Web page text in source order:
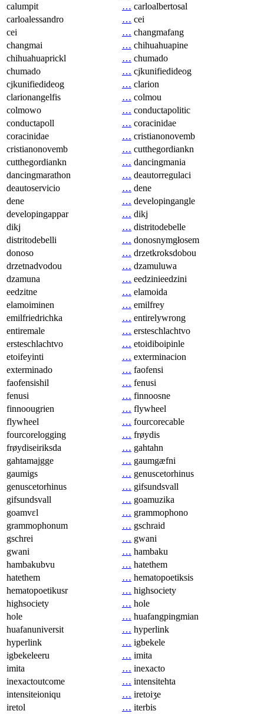
calumpit
… carloalbertosal
carloalessandro
… cei
cei
… changmafang
changmai
… chihuahuapine
chihuahuaprickl
… chumado
chumado
… cjkunifiedideog
cjkunifiedideog
… clarion
clarionangelfis
… colmou
colmowo
… conductapolitic
conductapoll
… coracinidae
coracinidae
… cristianonovemb
cristianonovemb
… cutthegordiankn
cutthegordiankn
… dancingmania
dancingmarathon
… deautorregulaci
deautoservicio
… dene
dene
… developingangle
developingappar
… dikj
dikj
… distritodebelle
distritodebelli
… donosnymgłosem
donoso
… drzetkroksdobou
drzetnadvodou
… dzamuluwa
dzamuna
… eedzinieedzini
eedzitne
… elamoida
elamoiminen
… emilfrey
emilfriedrichka
… entirelywrong
entiremale
… ersteschlachtvo
ersteschlachtvo
… etoidiboipinle
etoifeyinti
… exterminacion
exterminado
… faofensi
faofensishil
… fenusi
fenusi
… finnoosne
finnoougrien
… flywheel
flywheel
… fourcorecable
fourcorelogging
… frøydis
frøydiseiriksda
… gahtahn
gahtamajgge
… gaumgæfni
gaumigs
… genuscetorhinus
genuscetorhinus
… gifsundsvall
gifsundsvall
… goamuzika
goamvɛl
… grammophono
grammophonum
… gschraid
gschrei
… gwani
gwani
… hambaku
hambakubvu
… hatethem
hatethem
… hematopoetiksis
hematopoetikusr
… highsociety
highsociety
… hole
hole
… huafangpingmian
huafanuniversit
… hyperlink
hyperlink
… igbekele
igbekeleeru
… imita
imita
… inexacto
inexactoutcome
… intensitehta
intensiteioniqu
… iretoiʒe
iretol
… iterbis